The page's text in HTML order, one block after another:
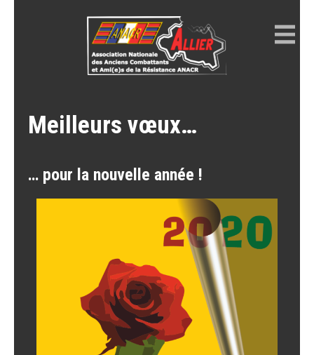
Meilleurs vœux…
… pour la nouvelle année !